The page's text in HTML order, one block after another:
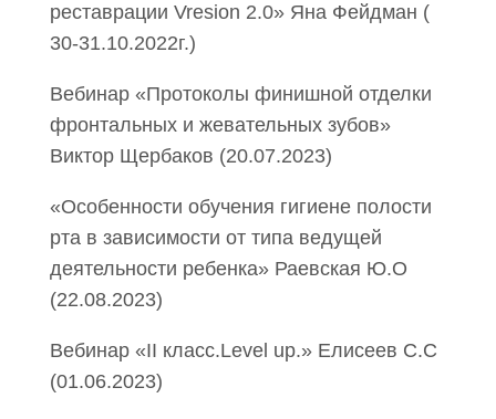
реставрации Vresion 2.0» Яна Фейдман (
30-31.10.2022г.)
Вебинар «Протоколы финишной отделки
фронтальных и жевательных зубов»
Виктор Щербаков (20.07.2023)
«Особенности обучения гигиене полости
рта в зависимости от типа ведущей
деятельности ребенка» Раевская Ю.О
(22.08.2023)
Вебинар «II класс.Level up.» Елисеев С.С
(01.06.2023)